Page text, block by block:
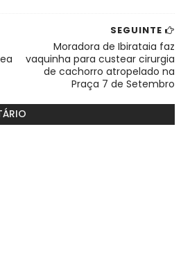
SEGUINTE
Moradora de Ibirataia faz
vaquinha para custear cirurgia
de cachorro atropelado na
Praça 7 de Setembro